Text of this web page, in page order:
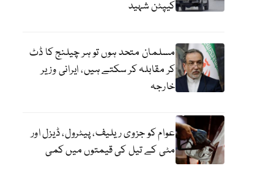
کیپٹن شہید
مسلمان متحد ہوں تو ہر چیلنج کا ڈٹ
کر مقابلہ کر سکتے ہیں، ایرانی وزیر
خارجہ
عوام کو جزوی ریلیف، پیٹرول، ڈیزل اور
مٹی کے تیل کی قیمتوں میں کمی